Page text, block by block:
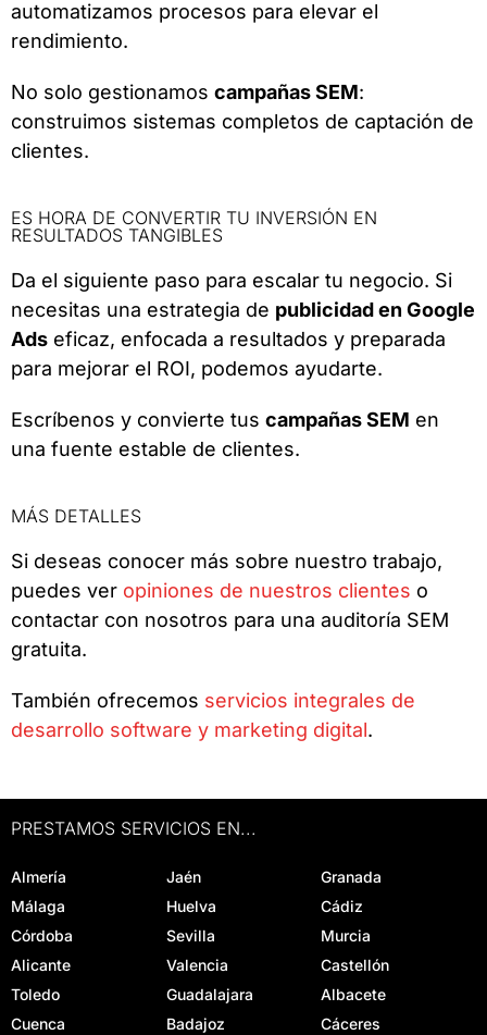
automatizamos procesos para elevar el
rendimiento.
No solo gestionamos campañas SEM:
construimos sistemas completos de captación de
clientes.
ES HORA DE CONVERTIR TU INVERSIÓN EN
RESULTADOS TANGIBLES
Da el siguiente paso para escalar tu negocio. Si
necesitas una estrategia de publicidad en Google
Ads eficaz, enfocada a resultados y preparada
para mejorar el ROI, podemos ayudarte.
Escríbenos y convierte tus campañas SEM en
una fuente estable de clientes.
MÁS DETALLES
Si deseas conocer más sobre nuestro trabajo,
puedes ver opiniones de nuestros clientes o
contactar con nosotros para una auditoría SEM
gratuita.
También ofrecemos servicios integrales de
desarrollo software y marketing digital.
PRESTAMOS SERVICIOS EN...
Almería Jaén
Granada
Málaga
Huelva
Cádiz
Córdoba
Sevilla
Murcia
Alicante
Valencia
Castellón
Toledo
Guadalajara
Albacete
Cuenca
Badajoz
Cáceres